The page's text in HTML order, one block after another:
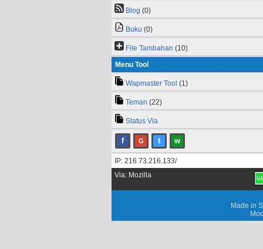
Blog (0)
Buku (0)
File Tambahan (10)
Menu Tool
Wapmaster Tool (1)
Teman (22)
Status Via
f G t w
IP: 216.73.216.133/
Via: Mozilla
Made in